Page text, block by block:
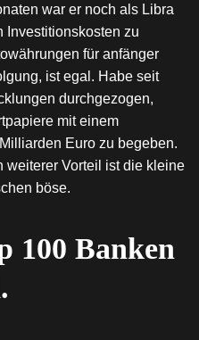
war er noch als Libra
Investitionskosten zu
für anfänger
ist egal. Habe seit
durchgezogen,
mit einem
Euro zu begeben.
Vorteil ist die kleine
böse.
100 Banken